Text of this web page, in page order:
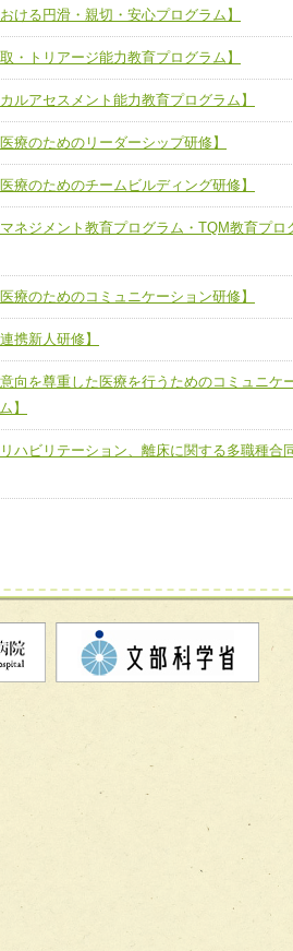
療人としての基礎能力
践する医療人として、必要な基礎能力を身
ーム医療構成力
軟に医療チームを組織し、強調できる
職種連携力
スキルを学び、相互理解と連携を深める
院内横断的問題解決チーム】
域医療連携推進による高度医療を必要とする
ーム】
患者服薬サポートチーム】
腔ケアチーム】
ん妄対策チーム】
職員に対する院内感染対策教育チーム】
域関係機関と連携した小児リハビリテーショ
から始める周術期リハビリテーションチー
括的リハビリテーションコンサルテーション
ける円滑・親切・安心プログラム】
・トリアージ能力教育プログラム】
ルアセスメント能力教育プログラム】
療のためのリーダーシップ研修】
療のためのチームビルディング研修】
ネジメント教育プログラム・TQM教育プロ
療のためのコミュニケーション研修】
携新人研修】
向を尊重した医療を行うためのコミュニケ
】
ハビリテーション、離床に関する多職種合